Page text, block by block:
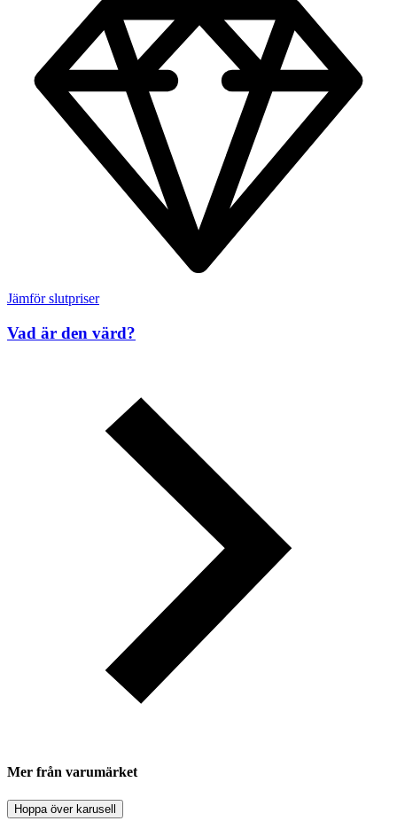
Jämför slutpriser
Vad är den värd?
Mer från varumärket
Hoppa över karusell